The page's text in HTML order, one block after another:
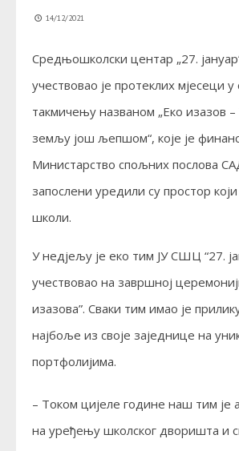
14/12/2021
Средњошколски центар „27.
учествовао је протеклих мјесеци
такмичењу названом „Еко изазов –
земљу још љепшом“, које је
Министарство спољних послова
запослени уредили су простор
школи.
У недјељу је еко тим ЈУ СШЦ “27.
учествовао на завршној
изазова”. Сваки тим имао је
најбоље из своје заједнице на
портфолијима.
– Током цијеле године наш тим је
на уређењу школског дворишта и